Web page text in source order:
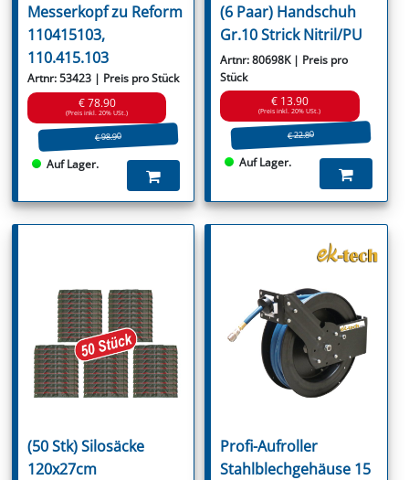
Messerkopf zu Reform
110415103,
110.415.103
Artnr: 53423 | Preis pro Stück
€ 78.90
(Preis inkl. 20% USt.)
€ 98.90
Auf Lager.
(6 Paar) Handschuh
Gr.10 Strick Nitril/PU
Artnr: 80698K | Preis pro
Stück
€ 13.90
(Preis inkl. 20% USt.)
€ 22.80
Auf Lager.
(50 Stk) Silosäcke
120x27cm
Profi-Aufroller
Stahlblechgehäuse 15